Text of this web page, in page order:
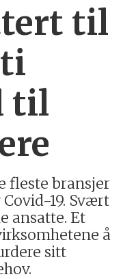
til
til
fleste bransjer
19. Svært
ansatte. Et
å
sitt